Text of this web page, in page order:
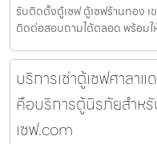
รับติดตั้งตู้เซฟ ตู้เซฟร้านทอง
ติดต่อสอบถามได้ตลอด พร้อมใ
บริการเช่าตู้เซฟศาลาแ
คือบริการตู้นิรภัยสำหรั
เซฟ.com